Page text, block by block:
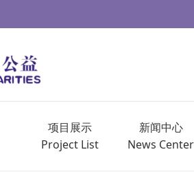
项目展示
Project List
新闻中心
News Center